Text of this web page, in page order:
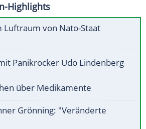
Highlights
Luftraum von Nato-Staat
Panikrocker Udo Lindenberg
über Medikamente
Grönning: "Veränderte